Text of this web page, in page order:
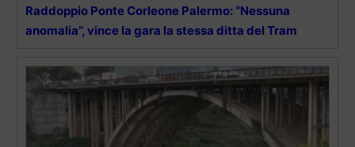
Raddoppio Ponte Corleone Palermo: “Nessuna
anomalia”, vince la gara la stessa ditta del Tram